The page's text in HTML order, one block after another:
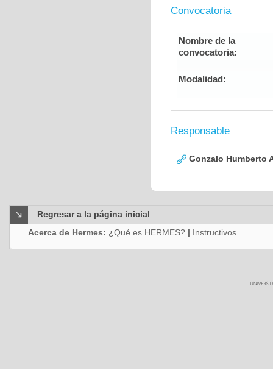
Convocatoria
Nombre de la
convocatoria:
Modalidad:
Responsable
Gonzalo Humberto
Regresar a la página inicial
Acerca de Hermes: ¿Qué es HERMES? | Instructivos